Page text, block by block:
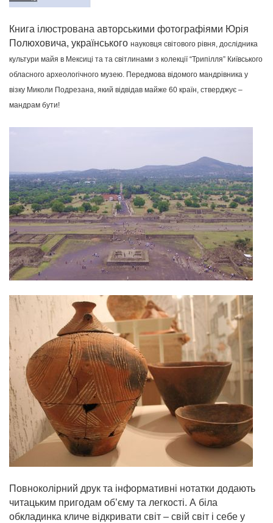
Книга ілюстрована авторськими фотографіями Юрія
Полюховича, українського науковця світового рівня, дослідника
культури майя в Мексиці та та світлинами з колекції “Трипілля” Київського
обласного археологічного музею. Передмова відомого мандрівника у
візку Миколи Подрезана, який відвідав майже 60 країн, стверджує –
мандрам бути!
Повноколірний друк та інформативні нотатки додають
читацьким пригодам об’єму та легкості. А біла
обкладинка кличе відкривати світ – свій світ і себе у